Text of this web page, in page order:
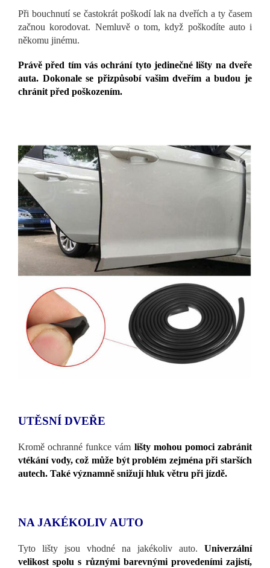
Při bouchnutí se častokrát poškodí lak na dveřích a ty časem
začnou korodovat. Nemluvě o tom, když poškodíte auto i
někomu jinému.
Právě před tím vás ochrání tyto jedinečné lišty na dveře
auta. Dokonale se přizpůsobí vašim dveřím a budou je
chránit před poškozením.
UTĚSNÍ DVEŘE
Kromě ochranné funkce vám lišty mohou pomoci zabránit
vtékání vody, což může být problém zejména při starších
autech. Také významně snižují hluk větru při jízdě.
NA JAKÉKOLIV AUTO
Tyto lišty jsou vhodné na jakékoliv auto. Univerzální
velikost spolu s různými barevnými provedeními zajistí,